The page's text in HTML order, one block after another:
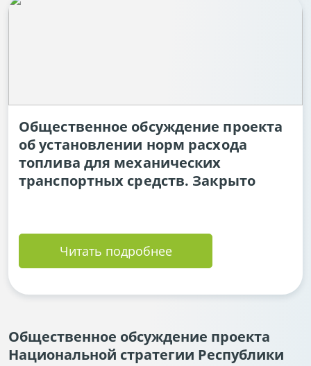
Общественное обсуждение проекта
об установлении норм расхода
топлива для механических
транспортных средств. Закрыто
Читать подробнее
Общественное обсуждение проекта
Национальной стратегии Республики